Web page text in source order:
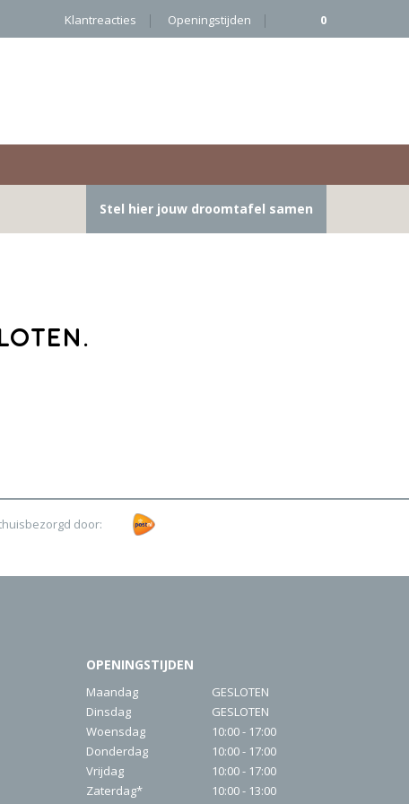
Klantreacties Openingstijden 0
Stel hier jouw droomtafel samen
door:
OPENINGSTIJDEN
Maandag
GESLOTEN
Dinsdag
GESLOTEN
Woensdag
10:00 - 17:00
Donderdag
10:00 - 17:00
Vrijdag
10:00 - 17:00
Zaterdag*
10:00 - 13:00